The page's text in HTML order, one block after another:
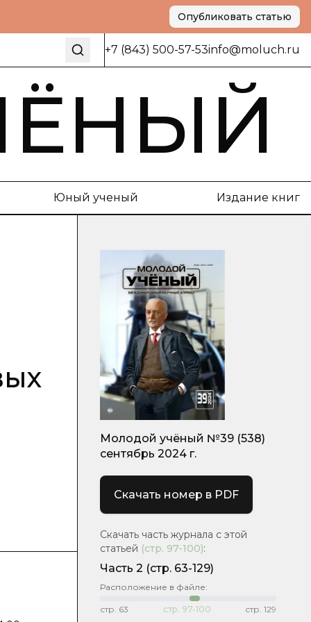
Опубликовать статью
+7 (843) 500-57-53info@moluch.ru
Юный ученый Издание книг
Молодой учёный №39 (538)
сентябрь 2024 г.
Скачать номер в PDF
Скачать часть журнала с этой
статьей (стр. 97-100):
Часть 2 (стр. 63-129)
Расположение в файле:
стр. 63 стр. 97-100 стр. 129